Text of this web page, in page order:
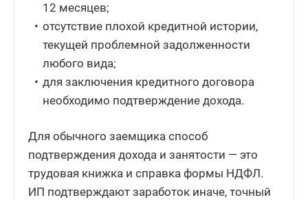
12 месяцев;
отсутствие плохой кредитной истории,
текущей проблемной задолженности
любого вида;
для заключения кредитного договора
необходимо подтверждение дохода.
Для обычного заемщика способ
подтверждения дохода и занятости — это
трудовая книжка и справка формы НДФЛ.
ИП подтверждают заработок иначе, точный